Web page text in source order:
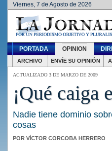
Viernes, 7 de Agosto de 2026
PORTADA OPINION
ARCHIVO ENVÍE SU OPINIÓN
ACTUALIZADO 3 DE MARZO DE 2009
¡Qué caiga
Nadie tiene dominio
cosas
POR VÍCTOR CORCOBA HERRERO